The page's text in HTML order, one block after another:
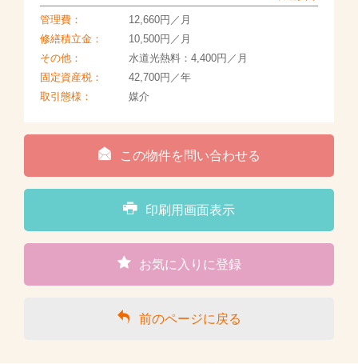
管理費：
12,660円／月
修繕積立金：
10,500円／月
その他：
水道光熱料：4,400円／月
固定資産税：
42,700円／年
取引態様：
媒介
この物件を問い合わせる
印刷用画面表示
お気に入りに登録
前のページに戻る